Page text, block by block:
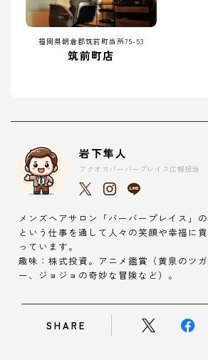
福岡県朝倉郡筑前町当所75-53
筑前町店
岩下隼人
フクオカバーバープレイス広報担当
メンズヘアサロン「バーバープレイス」
という仕事を通して人々の笑顔や幸福に
っています。
趣味：株式投資。アニメ鑑賞（黄泉のツ
ー、ジョジョの奇妙な冒険など）。
SHARE